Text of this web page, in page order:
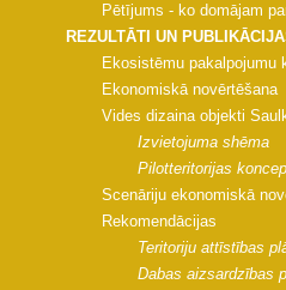
Pētījums - ko domājam
REZULTĀTI UN
Ekosistēmu pakalpojumu
Ekonomiskā novērtēšana
Vides dizaina objekti
Izvietojuma shēma
Pilotteritorijas
Scenāriju ekonomiskā
Rekomendācijas
Teritoriju attīstības
Dabas aizsardzības